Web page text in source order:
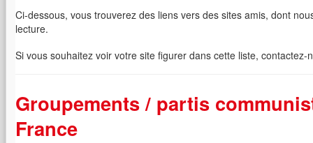
Ci-dessous, vous trouverez des liens vers des sites amis, dont
lecture.
Si vous souhaitez voir votre site figurer dans cette liste, contactez-
Groupements / partis
France